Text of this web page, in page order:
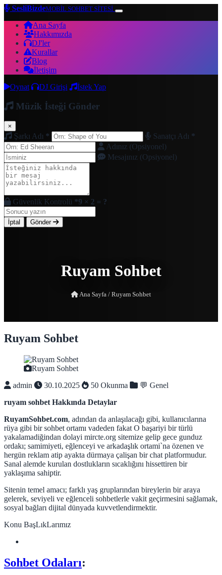
SesliBizdeMOBİL SOHBET SİTESİ
Ana Sayfa
Hakkımızda
DJ'ler
Kurallar
Blog
İletişim
Oynat
DJ Girişi İstek Yap
Müzik İsteği Gönder
×
Şarkı Adı * Sanatçı Adı *
Adınız (Opsiyonel)
Mesajınız (Opsiyonel)
Güvenlik Kontrolü *9 × 2 = ?
İptal Gönder
Ruyam Sohbet
Ana Sayfa / Ruyam Sohbet
Ruyam Sohbet
Ruyam Sohbet
admin
30.10.2025 50 Okunma
💬 Genel
ruyam sohbet Hakkında Detaylar
RuyamSohbet.com, adından da anlaşılacağı gibi, kullanıcılarına
rüya gibi bir sohbet ortamı vadeden fakat O başariyi bir türlü
yakalamadiğindan dolayi mircte.org sitemize gelip gece gunduz
ordakı; samimiyeti, eğlenceyi ve arkadaşlık ortami`na özenen ve
hergün reklam atip ayakta dürmaya çalişan bir chat platformudur.
Sanal alemde kurulan dostlukların sıcaklığını hissettiren bir
yaklaşıma sahiptir.
Sitenin temel amacı; farklı yaş gruplarından bireylerin bir araya
gelerek, seviyeli ve eğlenceli sohbetlerle vakit geçirmesini sağlamak,
sosyal bağları dijital dünyada kuvvetlendirmektir.
Konu BaşLıkLarımız
Sohbet Odaları: